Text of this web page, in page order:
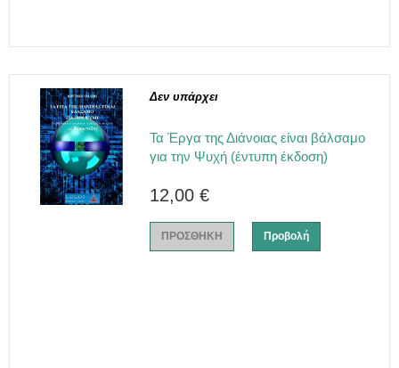
Δεν υπάρχει
Τα Έργα της Διάνοιας είναι βάλσαμο
για την Ψυχή (έντυπη έκδοση)
12,00 €
ΠΡΟΣΘΗΚΗ Προβολή